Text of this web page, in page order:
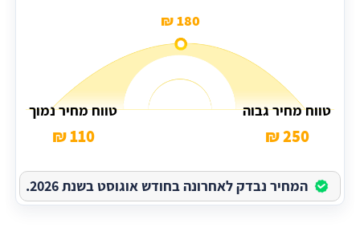
180 ₪
טווח מחיר גבוה
250 ₪
טווח מחיר נמוך
110 ₪
המחיר נבדק לאחרונה בחודש אוגוסט בשנת 2026.